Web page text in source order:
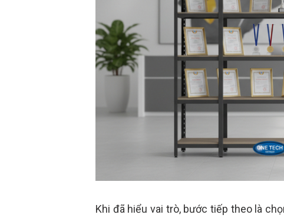
Khi đã hiểu vai trò, bước tiếp theo là